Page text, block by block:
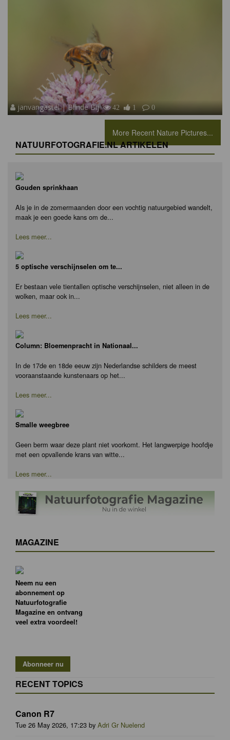
janvangastel | Blinde Bij 42 1 0
More Recent Nature Pictures...
NATUURFOTOGRAFIE.NL ARTIKELEN
Gouden sprinkhaan
Als je in de zomermaanden door een vochtig natuurgebied wandelt,
maak je een goede kans om de...
Lees meer...
5 optische verschijnselen om te...
Er bestaan vele tientallen optische verschijnselen, niet alleen in de
wolken, maar ook in...
Lees meer...
Column: Bloemenpracht in Nationaal...
In de 17de en 18de eeuw zijn Nederlandse schilders de meest
vooraanstaande kunstenaars op het...
Lees meer...
Smalle weegbree
Geen berm waar deze plant niet voorkomt. Het langwerpige hoofdje
met een opvallende krans van witte...
Lees meer...
MAGAZINE
Neem nu een
abonnement op
Natuurfotografie
Magazine en ontvang
veel extra voordeel!
RECENT TOPICS
Canon R7
Tue 26 May 2026, 17:23 by Adri Gr Nuelend